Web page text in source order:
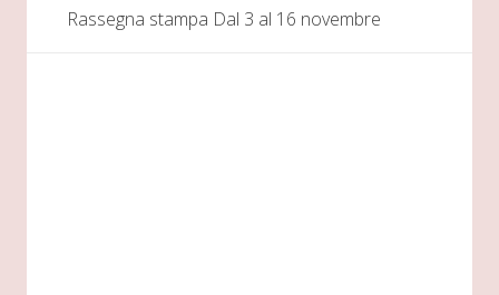
Rassegna stampa Dal 3 al 16 novembre